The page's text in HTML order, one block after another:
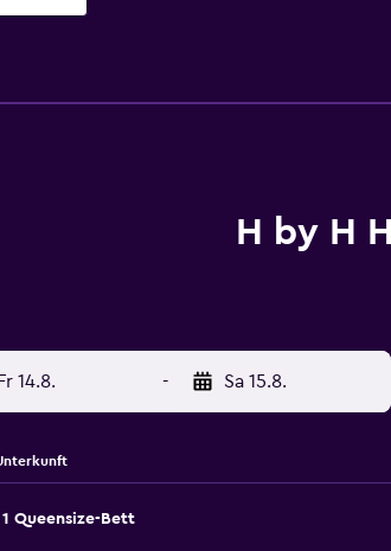
WLAN-Zugang. Der
H by H
Fr 14.8. - Sa 15.8.
Queensize-Bett